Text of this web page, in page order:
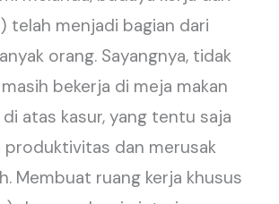
telah menjadi bagian dari
orang. Sayangnya, tidak
bekerja di meja makan
atas kasur, yang tentu saja
produktivitas dan merusak
Membuat ruang kerja khusus